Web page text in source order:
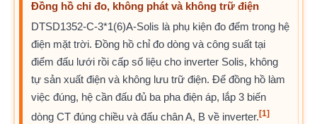
Đồng hồ chỉ đo, không phát và không trữ điện
DTSD1352-C-3*1(6)A-Solis là phụ kiện đo đếm trong hệ
điện mặt trời. Đồng hồ chỉ đo dòng và công suất tại
điểm đấu lưới rồi cấp số liệu cho inverter Solis, không
tự sản xuất điện và không lưu trữ điện. Để đồng hồ làm
việc đúng, hệ cần đấu đủ ba pha điện áp, lắp 3 biến
dòng CT đúng chiều và đấu chân A, B về inverter. [1]